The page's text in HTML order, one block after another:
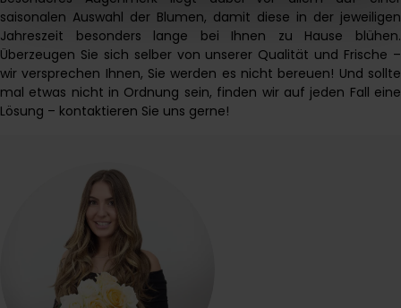
verarbeiten darf.
saisonalen Auswahl der Blumen, damit diese in der jeweiligen
Jahreszeit besonders lange bei Ihnen zu Hause blühen.
Überzeugen Sie sich selber von unserer Qualität und Frische –
wir versprechen Ihnen, Sie werden es nicht bereuen! Und sollte
mal etwas nicht in Ordnung sein, finden wir auf jeden Fall eine
Lösung – kontaktieren Sie uns gerne!